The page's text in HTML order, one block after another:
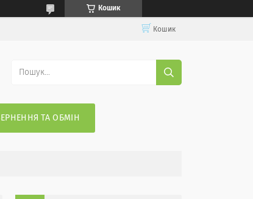
Кошик
Кошик
ТА ОБМІН